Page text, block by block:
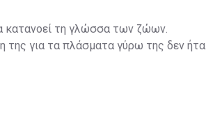
κατανοεί τη γλώσσα των ζώων.
για τα πλάσματα γύρω της δεν ήταν